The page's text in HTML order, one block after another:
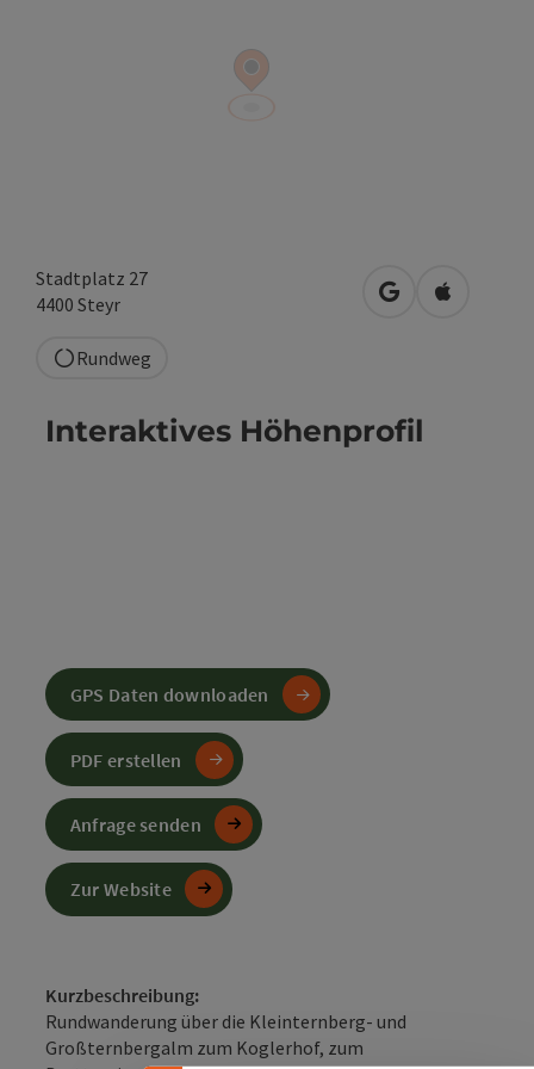
Stadtplatz 27
4400 Steyr in Google Maps
in Apple
Rundweg
Kurzbeschreibung:
Rundwanderung über die Kleinternberg- und
Großternbergalm zum Koglerhof, zum
Interaktives Höhenprofil
GPS Daten downloaden
PDF erstellen
Anfrage senden
Zur Website